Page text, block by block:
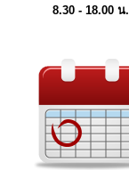
8.30 - 18.00 น.